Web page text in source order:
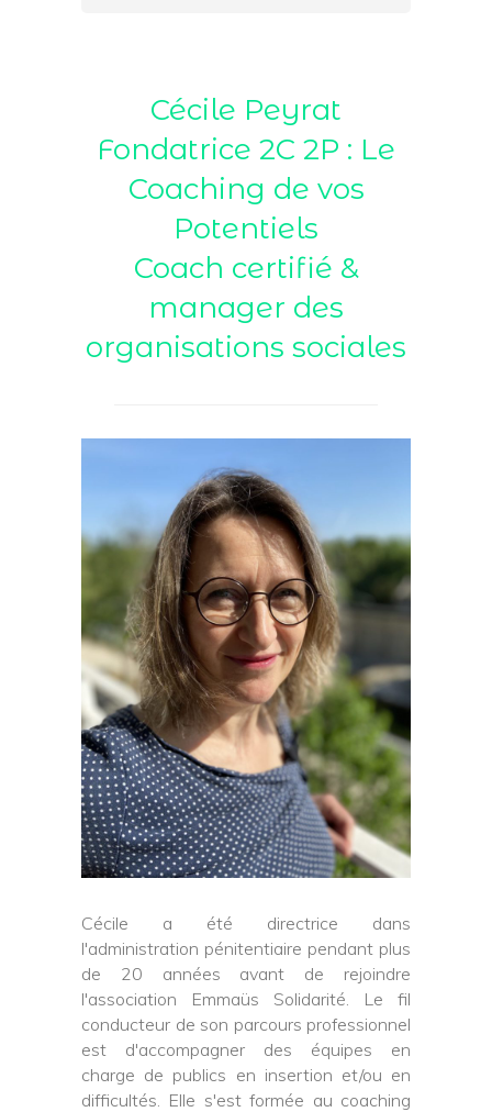
Cécile Peyrat
Fondatrice 2C 2P : Le
Coaching de vos
Potentiels
Coach certifié &
manager des
organisations sociales
Cécile a été directrice dans
l'administration pénitentiaire pendant plus
de 20 années avant de rejoindre
l'association Emmaüs Solidarité. Le fil
conducteur de son parcours professionnel
est d'accompagner des équipes en
charge de publics en insertion et/ou en
difficultés. Elle s'est formée au coaching